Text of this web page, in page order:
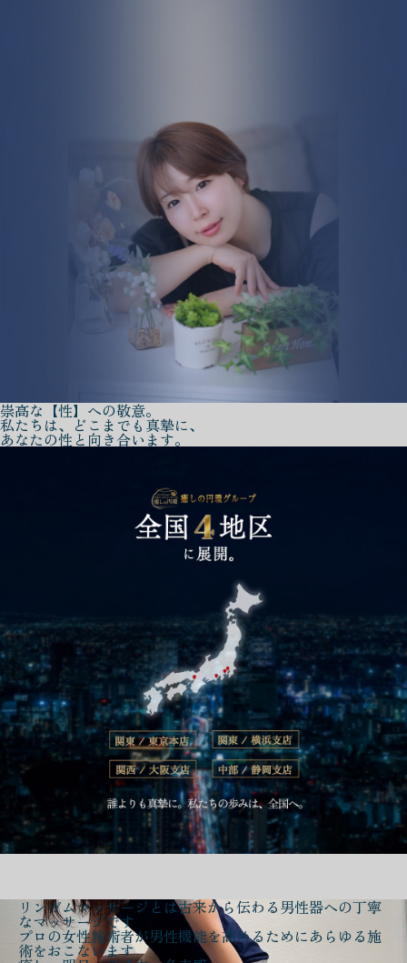
崇高な【性】への敬意。
私たちは、どこまでも真摯に、
あなたの性と向き合います。
リンガムマッサージとは古来から伝わる男性器への丁寧
なマッサージです
プロの女性施術者が男性機能を高める ためにあらゆる施
術をおこないます